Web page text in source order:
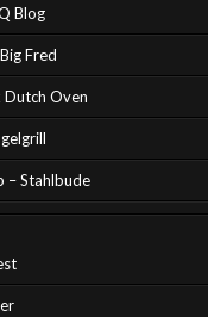
Blog
Fred
Oven
– Stahlbude